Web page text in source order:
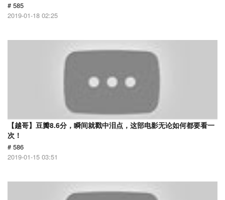
# 585
2019-01-18 02:25
【越哥】豆瓣8.6分，瞬间就戳中泪点，这部电影无论如何都要看一
次！
# 586
2019-01-15 03:51